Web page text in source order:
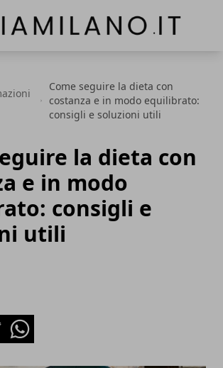
Come seguire la dieta con
costanza e in modo equilibrato:
consigli e soluzioni utili
la dieta con
e in modo
consigli e
utili
Whatsapp